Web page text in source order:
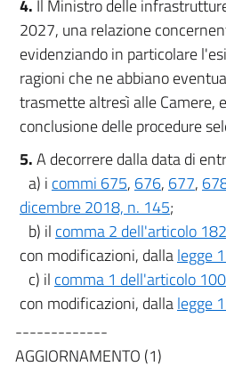
4. Il Ministro delle
2027, una relazione
evidenziando in particolare
ragioni che ne abbiano
trasmette altresì alle Camere,
conclusione delle procedure
5.A decorrere dalla data di
a) i commi 675, 676, 677,
dicembre 2018, n. 145;
b) il comma 2 dell'articolo
con modificazioni, dallalegge
c) il comma 1 dell'articolo
con modificazioni, dallalegge
-------------
AGGIORNAMENTO (1)